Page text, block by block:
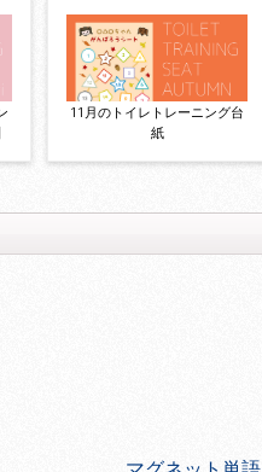
11月のトイレトレーニング台
紙